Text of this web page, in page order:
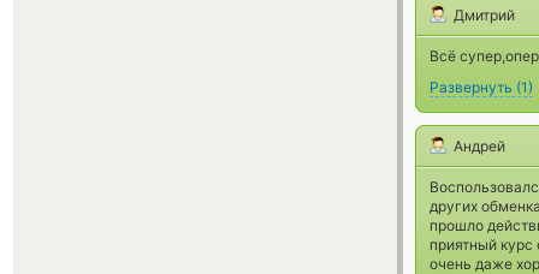
Дмитрий
Всё
Развернуть (1)
Андрей
других
прошло
приятный
очень даже